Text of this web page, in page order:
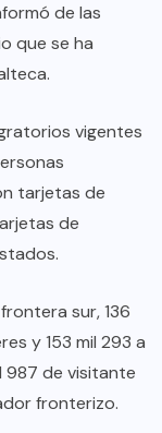
de las
que se ha
vigentes
tarjetas de
de
sur, 136
y 153 mil 293 a
987 de visitante
fronterizo.